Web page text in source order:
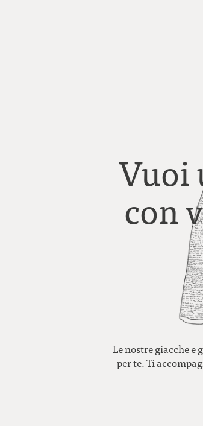
Vuoi
con
Le nostre giacche e
per te. Ti